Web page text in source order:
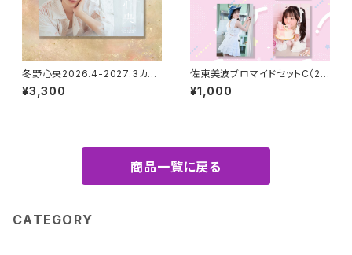
冬野心央2026.4-2027.3カレ
ンダー（卓上）
¥3,300
佐東美波ブロマイドセットC（20
25年4月始まりカレンダーアザ
ーカット）
¥1,000
商品一覧に戻る
CATEGORY